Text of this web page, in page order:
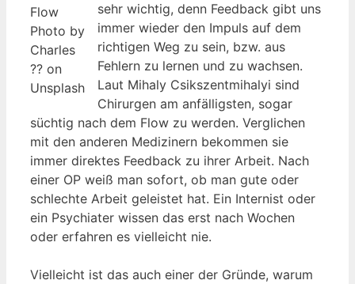
Flow
Photo by
Charles
?? on
Unsplash
sehr wichtig, denn Feedback gibt uns
immer wieder den Impuls auf dem
richtigen Weg zu sein, bzw. aus
Fehlern zu lernen und zu wachsen.
Laut Mihaly Csikszentmihalyi sind
Chirurgen am anfälligsten, sogar
süchtig nach dem Flow zu werden. Verglichen
mit den anderen Medizinern bekommen sie
immer direktes Feedback zu ihrer Arbeit. Nach
einer OP weiß man sofort, ob man gute oder
schlechte Arbeit geleistet hat. Ein Internist oder
ein Psychiater wissen das erst nach Wochen
oder erfahren es vielleicht nie.
Vielleicht ist das auch einer der Gründe, warum